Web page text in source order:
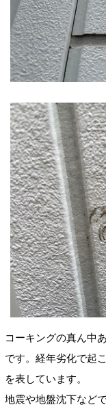
コーキングの真ん中
です。経年劣化で起
を表しています。
地震や地盤沈下など